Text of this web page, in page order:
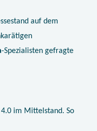
auf dem
-Spezialisten gefragte
im Mittelstand. So